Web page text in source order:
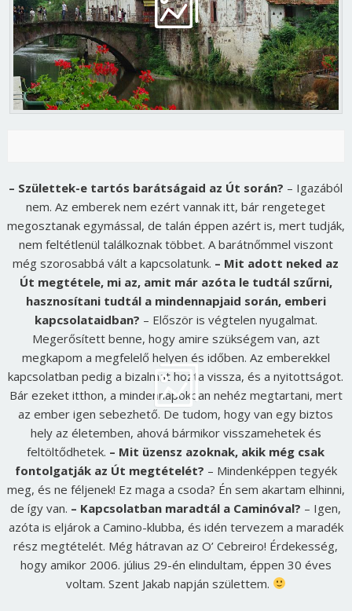
– Születtek-e tartós barátságaid az Út során? – Igazából
nem. Az emberek nem ezért vannak itt, bár rengeteget
megosztanak egymással, de talán éppen azért is, mert tudják,
nem feltétlenül találkoznak többet. A barátnőmmel viszont
még szorosabbá vált a kapcsolatunk. – Mit adott neked az
Út megtétele, mi az, amit már azóta le tudtál szűrni,
hasznosítani tudtál a mindennapjaid során, emberi
kapcsolataidban? – Először is végtelen nyugalmat.
Megerősített benne, hogy amire szükségem van, azt
megkapom a megfelelő helyen és időben. Az emberekkel
kapcsolatban pedig a bizalmat hozta vissza, és a nyitottságot.
Bár ezeket itthon, a mindennapokban nehéz megtartani, mert
az ember igen sebezhető. De tudom, hogy van egy biztos
hely az életemben, ahová bármikor visszamehetek és
feltöltődhetek. – Mit üzensz azoknak, akik még csak
fontolgatják az Út megtételét? – Mindenképpen tegyék
meg, és ne féljenek! Ez maga a csoda? Én sem akartam elhinni,
de így van. – Kapcsolatban maradtál a Caminóval? – Igen,
azóta is eljárok a Camino-klubba, és idén tervezem a maradék
rész megtételét. Még hátravan az O’ Cebreiro! Érdekesség,
hogy amikor 2006. július 29-én elindultam, éppen 30 éves
voltam. Szent Jakab napján születtem.